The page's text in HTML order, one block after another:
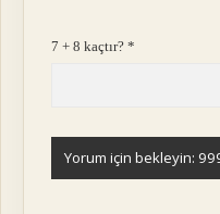
7 + 8 kaçtır?*